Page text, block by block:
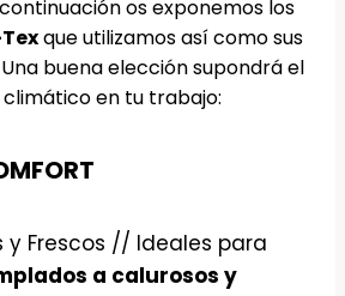
os exponemos los
que utilizamos así como sus
buena elección supondrá el
en tu trabajo:
y Frescos // Ideales para
a calurosos y